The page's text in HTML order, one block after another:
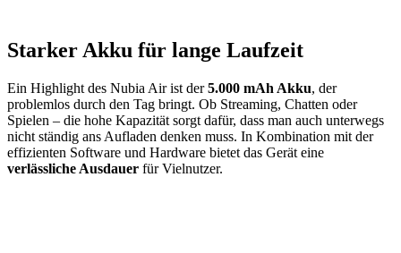
Starker Akku für lange Laufzeit
Ein Highlight des Nubia Air ist der5.000 mAh Akku, der
problemlos durch den Tag bringt. Ob Streaming, Chatten oder
Spielen – die hohe Kapazität sorgt dafür, dass man auch unterwegs
nicht ständig ans Aufladen denken muss. In Kombination mit der
effizienten Software und Hardware bietet das Gerät eine
verlässliche Ausdauer für Vielnutzer.